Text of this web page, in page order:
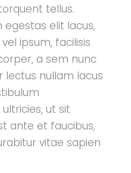
tellus.
elit lacus,
ipsum, facilisis
a sem nunc
lectus nullam lacus
ut sit
ante et faucibus,
vitae sapien